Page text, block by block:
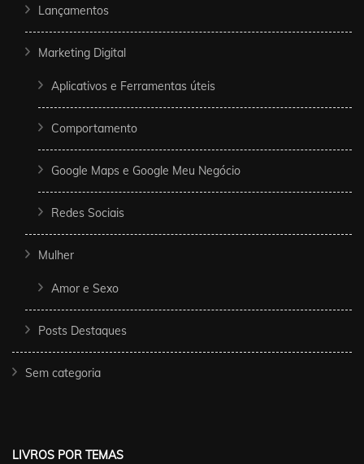
Lançamentos
Marketing Digital
Aplicativos e Ferramentas úteis
Comportamento
Google Maps e Google Meu Negócio
Redes Sociais
Mulher
Amor e Sexo
Posts Destaques
Sem categoria
LIVROS POR TEMAS